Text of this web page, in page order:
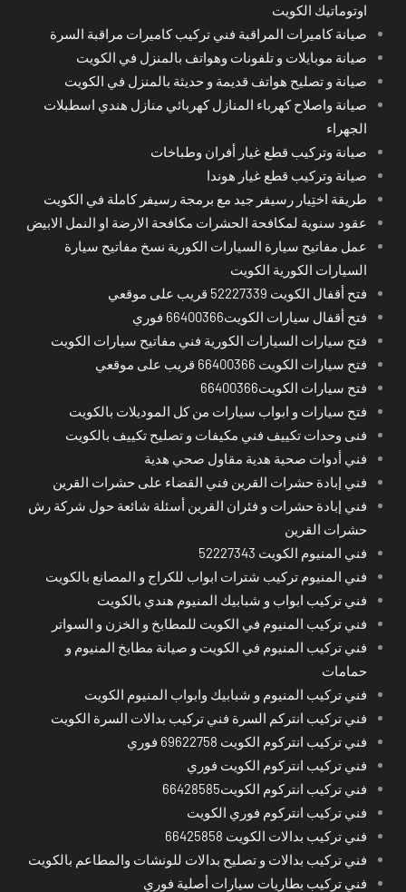
اوتوماتيك الكويت
صيانة كاميرات المراقبة فني تركيب كاميرات مراقبة السرة
صيانة موبايلات و تلفونات وهواتف بالمنزل في الكويت
صيانة و تصليح هواتف قديمة و حديثة بالمنزل في الكويت
صيانة واصلاح كهرباء المنازل كهربائي منازل هندي اسطبلات
الجهراء
صيانة وتركيب قطع غيار أفران وطباخات
صيانة وتركيب قطع غيار هوندا
طريقة اختِيار رسيفر جيد مع برمجة رسيفر كاملة في الكويت
عقود سنوية لمكافحة الحشرات مكافحة الارضة او النمل الابيض
عمل مفاتيح سيارة السيارات الكورية نسخ مفاتيح سيارة
السيارات الكورية الكويت
فتح أقفال الكويت 52227339 قريب على موقعي
فتح أقفال سيارات الكويت66400366 فوري
فتح سيارات السيارات الكورية فني مفاتيح سيارات الكويت
فتح سيارات الكويت 66400366 قريب على موقعي
فتح سيارات الكويت66400366
فتح سيارات و ابواب سيارات من كل الموديلات بالكويت
فنى وحدات تكييف فني مكيفات و تصليح تكييف بالكويت
فني أدوات صحية هدية مقاول صحي هدية
فني إبادة حشرات القرين فني القضاء على حشرات القرين
فني إبادة حشرات و فئران القرين أسئلة شائعة حول شركة رش
حشرات القرين
فني المنيوم الكويت 52227343
فني المنيوم تركيب شترات ابواب للكراج و المصانع بالكويت
فني تركيب ابواب و شبابيك المنيوم هندي بالكويت
فني تركيب المنيوم في الكويت للمطابخ و الخزن و السواتر
فني تركيب المنيوم في الكويت و صيانة مطابخ المنيوم و
حمامات
فني تركيب المنيوم و شبابيك وابواب المنيوم الكويت
فني تركيب انتركم السرة فني تركيب بدالات السرة الكويت
فني تركيب انتركوم الكويت 69622758 فوري
فني تركيب انتركوم الكويت فوري
فني تركيب انتركوم الكويت66428585
فني تركيب انتركوم فوري الكويت
فني تركيب بدالات الكويت 66425858
فني تركيب بدالات و تصليح بدالات للونشات والمطاعم بالكويت
فني تركيب بطاريات سيارات أصلية فوري